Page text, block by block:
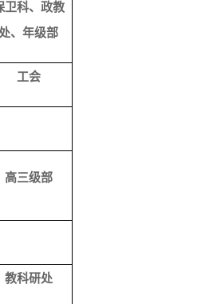
卫科、政教
、年级部
工会
高三级部
教科研处